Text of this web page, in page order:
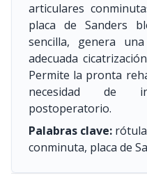
articulares
placa de Sanders
sencilla, genera
adecuada
Permite la pronta
necesidad de
postoperatorio.
Palabras clave:
conminuta, placa de